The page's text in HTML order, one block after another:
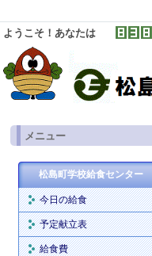
ようこそ！あなたは
メニュー
松島町学校給食センター
今日の給食
予定献立表
給食費